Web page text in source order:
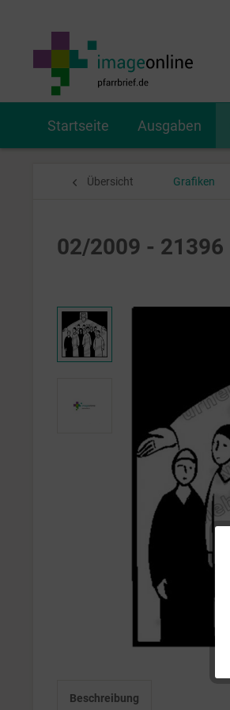
Startseite Ausgaben
Übersicht Grafiken
02/2009 - 21396
Beschreibung